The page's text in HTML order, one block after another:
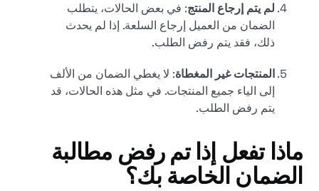
لم يتم إرجاع المنتج: في بعض الحالات، يتطلب
الضمان من العميل إرجاع السلعة. إذا لم يحدث
ذلك، فقد يتم رفض الطلب.
المنتجات غير المغطاة: لا يغطي الضمان من الألف
إلى الياء جميع المنتجات. في مثل هذه الحالات، قد
يتم رفض الطلب.
ماذا تفعل إذا تم رفض مطالبة
الضمان الخاصة بك؟